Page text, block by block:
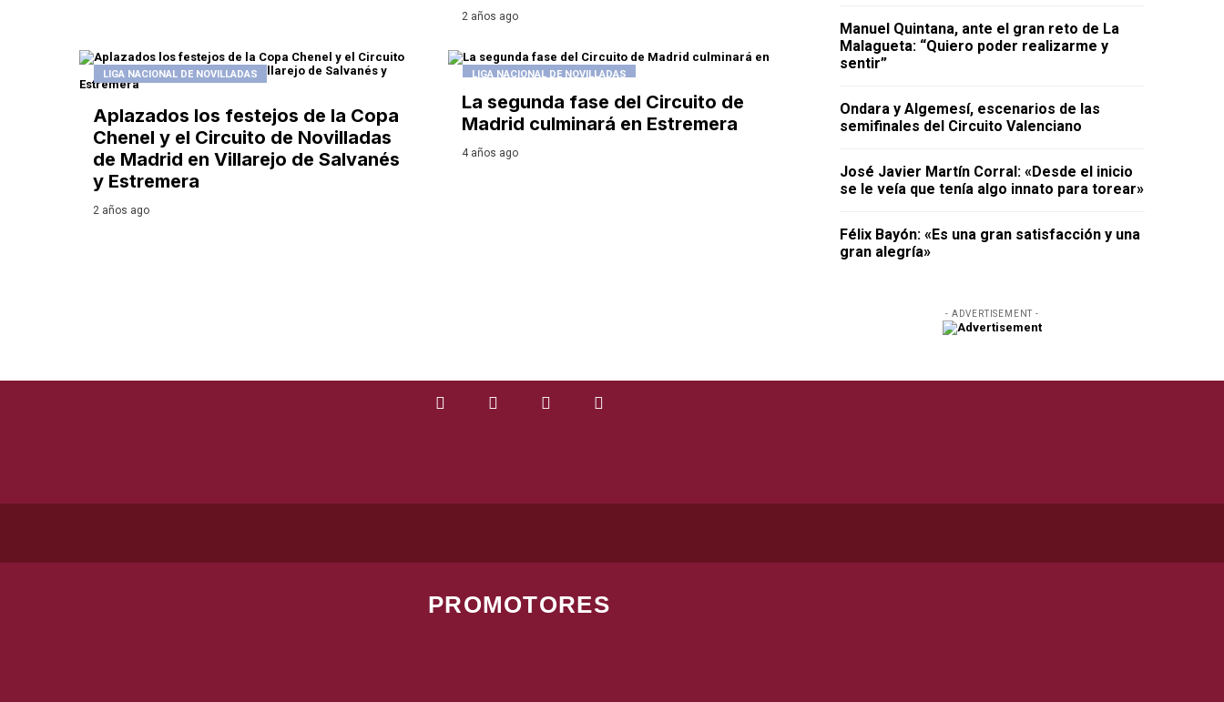
2 años ago
LIGA NACIONAL DE NOVILLADAS
Aplazados los festejos de la Copa
Chenel y el Circuito de Novilladas
de Madrid en Villarejo de Salvanés
y Estremera
2 años ago
LIGA NACIONAL DE NOVILLADAS
La segunda fase del Circuito de
Madrid culminará en Estremera
4 años ago
Manuel Quintana, ante el gran reto de La
Malagueta: “Quiero poder realizarme y
sentir”
Ondara y Algemesí, escenarios de las
semifinales del Circuito Valenciano
José Javier Martín Corral: «Desde el inicio
se le veía que tenía algo innato para torear»
Félix Bayón: «Es una gran satisfacción y una
gran alegría»
- ADVERTISEMENT -
PROMOTORES